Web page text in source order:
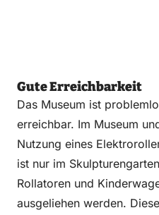
Gute Erreichbarkeit
Das Museum ist
erreichbar. Im Museum
Nutzung eines
ist nur im
Rollatoren und
ausgeliehen werden.